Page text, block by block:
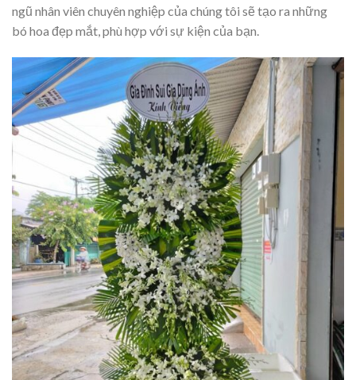
ngũ nhân viên chuyên nghiệp của chúng tôi sẽ tạo ra những
bó hoa đẹp mắt, phù hợp với sự kiện của bạn.